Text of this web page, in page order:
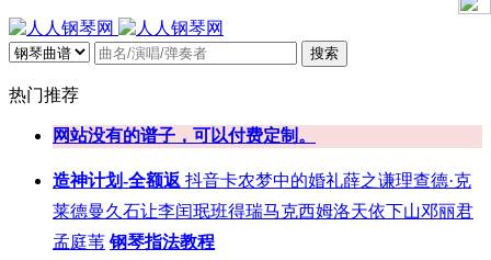
搜索
热门推荐
网站没有的谱子，可以付费定制。
造神计划-全额返 抖音卡农梦中的婚礼薛之谦理查德·克
莱德曼久石让李闰珉班得瑞马克西姆洛天依下山邓丽君
孟庭苇 钢琴指法教程